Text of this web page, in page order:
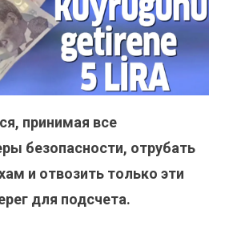
принимая все
безопасности, отрубать
и отвозить только эти
для подсчета.